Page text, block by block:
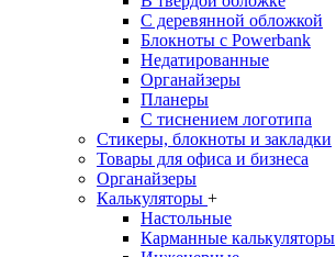
С деревянной обложкой
Блокноты с Powerbank
Недатированные
Органайзеры
Планеры
С тиснением логотипа
Стикеры, блокноты и закладки
Товары для офиса и бизнеса
Органайзеры
Калькуляторы +
Настольные
Карманные калькуляторы